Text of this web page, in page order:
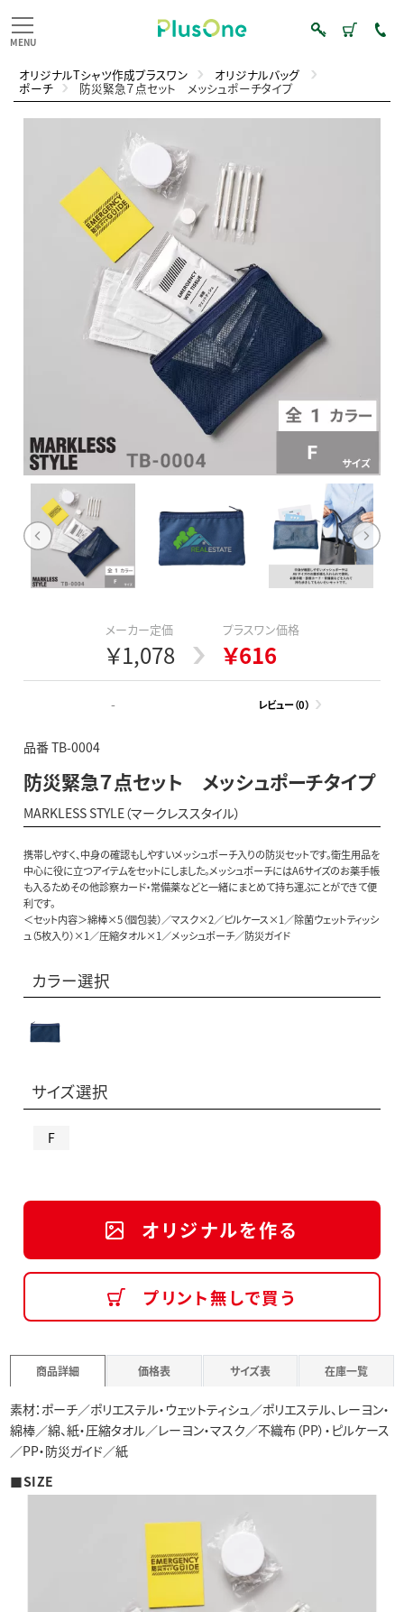
オリジナルTシャツ作成プラスワン オリジナルバッグ
ポーチ 防災緊急７点セット メッシュポーチタイプ
メーカー定価
￥1,078
プラスワン価格
￥616
- レビュー（0）
品番 TB-0004
防災緊急７点セット メッシュポーチタイプ
MARKLESS STYLE（マークレススタイル）
携帯しやすく、中身の確認もしやすいメッシュポーチ入りの防災セットです。衛生用品を
中心に役に立つアイテムをセットにしました。メッシュポーチにはA6サイズのお薬手帳
も入るためその他診察カード・常備薬などと一緒にまとめて持ち運ぶことができて便
利です。
＜セット内容＞綿棒×5（個包装）／マスク×2／ピルケース×1／除菌ウェットティッシ
ュ（5枚入り）×1／圧縮タオル×1／メッシュポーチ／防災ガイド
カラー選択
サイズ選択
F
オリジナルを作る
プリント無しで買う
商品詳細 価格表 サイズ表 在庫一覧
素材：ポーチ／ポリエステル・ウェットティシュ／ポリエステル、レーヨン・
綿棒／綿、紙・圧縮タオル／レーヨン・マスク／不織布（PP）・ピルケース
／PP・防災ガイド／紙
■SIZE